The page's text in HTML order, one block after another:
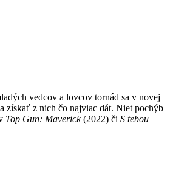
vedcov a lovcov tornád sa v novej
získať z nich čo najviac dát. Niet pochýb
Top Gun: Maverick(2022) či S tebou